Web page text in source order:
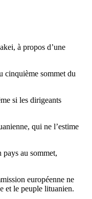
à propos d’une
cinquième sommet du
si les dirigeants
qui ne l’estime
au sommet,
européenne ne
et le peuple lituanien.